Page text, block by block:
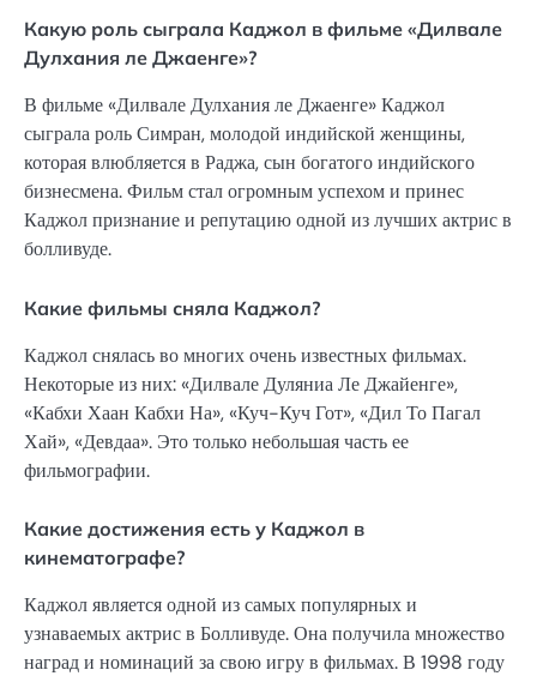
Какую роль сыграла Каджол в фильме «Дилвале
Дулхания ле Джаенге»?
В фильме «Дилвале Дулхания ле Джаенге» Каджол
сыграла роль Симран, молодой индийской женщины,
которая влюбляется в Раджа, сын богатого индийского
бизнесмена. Фильм стал огромным успехом и принес
Каджол признание и репутацию одной из лучших актрис в
болливуде.
Какие фильмы сняла Каджол?
Каджол снялась во многих очень известных фильмах.
Некоторые из них: «Дилвале Дуляниа Ле Джайенге»,
«Кабхи Хаан Кабхи На», «Куч-Куч Гот», «Дил То Пагал
Хай», «Девдаа». Это только небольшая часть ее
фильмографии.
Какие достижения есть у Каджол в
кинематографе?
Каджол является одной из самых популярных и
узнаваемых актрис в Болливуде. Она получила множество
наград и номинаций за свою игру в фильмах. В 1998 году